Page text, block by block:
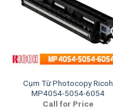
Cụm Từ Photocopy Ricoh
MP4054-5054-6054
Call for Price